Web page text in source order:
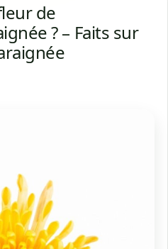
de
? – Faits sur